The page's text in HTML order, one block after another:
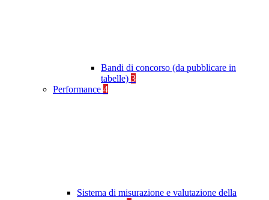
Bandi di concorso (da pubblicare in
tabelle) 3
Performance 4
Sistema di misurazione e valutazione della